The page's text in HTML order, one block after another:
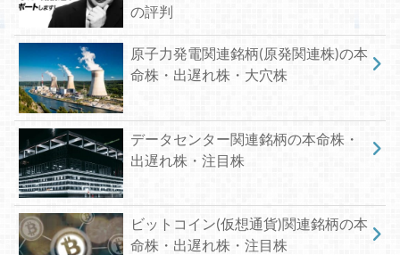
の評判
原子力発電関連銘柄(原発関連株)の本
命株・出遅れ株・大穴株
データセンター関連銘柄の本命株・
出遅れ株・注目株
ビットコイン(仮想通貨)関連銘柄の本
命株・出遅れ株・注目株